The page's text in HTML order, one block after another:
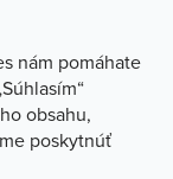
nám pomáhate
obsahu,
poskytnúť